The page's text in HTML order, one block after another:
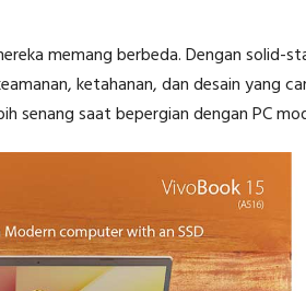
memang berbeda. Dengan solid-
ketahanan, dan desain yang
senang saat bepergian dengan PC